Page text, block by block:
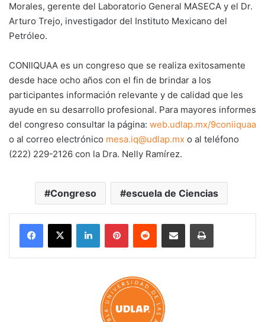
Morales, gerente del Laboratorio General MASECA y el Dr.
Arturo Trejo, investigador del Instituto Mexicano del
Petróleo.
CONIIQUAA es un congreso que se realiza exitosamente
desde hace ocho años con el fin de brindar a los
participantes información relevante y de calidad que les
ayude en su desarrollo profesional. Para mayores informes
del congreso consultar la página: web.udlap.mx/9coniiquaa
o al correo electrónico mesa.iq@udlap.mx o al teléfono
(222) 229-2126 con la Dra. Nelly Ramírez.
Congreso escuela de Ciencias
LinkedInPinterestReddit Share via Email Print